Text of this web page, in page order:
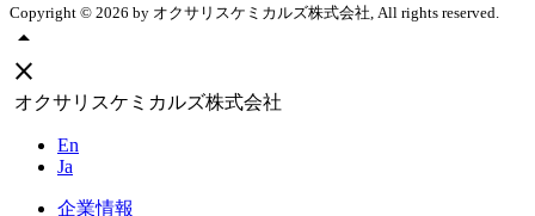
Copyright © 2026 by オクサリスケミカルズ株式会社, All rights reserved.
arrow_drop_up
close
オクサリスケミカルズ株式会社
En
Ja
企業情報